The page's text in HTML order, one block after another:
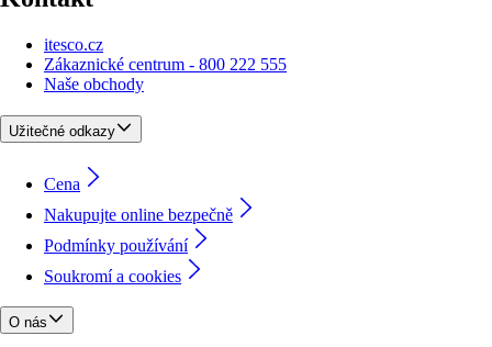
itesco.cz
Zákaznické centrum - 800 222 555
Naše obchody
Užitečné odkazy
Cena
Nakupujte online bezpečně
Podmínky používání
Soukromí a cookies
O nás